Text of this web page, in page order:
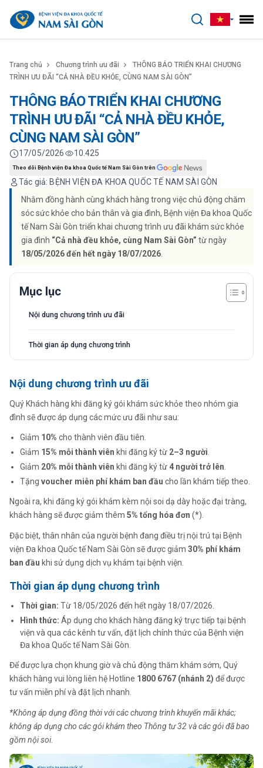
Trang chủ Chương trình ưu đãi
THÔNG BÁO TRIỂN KHAI CHƯƠNG
TRÌNH ƯU ĐÃI “CẢ NHÀ ĐỀU KHỎE, CÙNG NAM SÀI GÒN”
THÔNG BÁO TRIỂN KHAI CHƯƠNG
TRÌNH ƯU ĐÃI “CẢ NHÀ ĐỀU KHỎE,
CÙNG NAM SÀI GÒN”
Tác giả: BỆNH VIỆN ĐA KHOA QUỐC TẾ NAM SÀI GÒN
17/05/2026 10.425
Theo dõi Bệnh viện Đa khoa Quốc tế Nam Sài Gòn trên
Nhằm đồng hành cùng khách hàng trong việc chủ động chăm
sóc sức khỏe cho bản thân và gia đình, Bệnh viện Đa khoa Quốc
tế Nam Sài Gòn triển khai chương trình ưu đãi khám sức khỏe
gia đình “Cả nhà đều khỏe, cùng Nam Sài Gòn” từ ngày
18/05/2026 đến hết ngày 18/07/2026
Mục lục
Nội dung chương trình ưu đãi
Thời gian áp dụng chương trình
Nội dung chương trình ưu đãi
Quý Khách hàng khi đăng ký gói khám sức khỏe theo nhóm gia
đình sẽ được áp dụng các mức ưu đãi như sau:
Giảm 10% cho thành viên đầu tiên.
Giảm 15% mỗi thành viên khi đăng ký từ 2–3 người
Giảm 20% mỗi thành viên khi đăng ký từ 4 người trở lên
Tặng voucher miễn phí khám ban đầu cho lần khám tiếp theo.
Ngoài ra, khi đăng ký gói khám kèm nội soi dạ dày hoặc đại tràng,
khách hàng sẽ được giảm thêm 5% tổng hóa đơn (*).
Đặc biệt, thân nhân của người bệnh đang điều trị nội trú tại Bệnh
viện Đa khoa Quốc tế Nam Sài Gòn sẽ được giảm 30% phí khám
ban đầu khi sử dụng dịch vụ khám tại bệnh viện.
Thời gian áp dụng chương trình
Thời gian: Từ 18/05/2026 đến hết ngày 18/07/2026.
Hình thức: Áp dụng cho khách hàng đăng ký trực tiếp tại bệnh
viện và qua các kênh tư vấn, đặt lịch chính thức của Bệnh viện
Đa khoa Quốc tế Nam Sài Gòn.
Để được lựa chọn khung giờ và chủ động thăm khám sớm, Quý
khách hàng vui lòng liên hệ Hotline 1800 6767 (nhánh 2) để được
tư vấn miễn phí và đặt lịch nhanh.
*Không áp dụng đồng thời với các chương trình khuyến mãi khác;
không áp dụng cho các gói khám theo Thông tư 32 và các gói đã bao
gồm nội soi.